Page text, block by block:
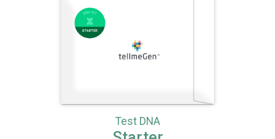
Test DNA